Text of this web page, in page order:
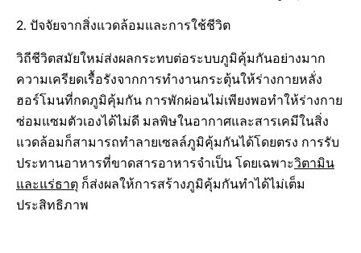
2. ปัจจัยจากสิ่งแวดล้อมและการใช้ชีวิต
วิถีชีวิตสมัยใหม่ส่งผลกระทบต่อระบบภูมิคุ้มกันอย่างมาก
ความเครียดเรื้อรังจากการทำงานกระตุ้นให้ร่างกายหลั่ง
ฮอร์โมนที่กดภูมิคุ้มกัน การพักผ่อนไม่เพียงพอทำให้ร่างกาย
ซ่อมแซมตัวเองได้ไม่ดี มลพิษในอากาศและสารเคมีในสิ่ง
แวดล้อมก็สามารถทำลายเซลล์ภูมิคุ้มกันได้โดยตรง การรับ
ประทานอาหารที่ขาดสารอาหารจำเป็น โดยเฉพาะวิตามิน
และแร่ธาตุ ก็ส่งผลให้การสร้างภูมิคุ้มกันทำได้ไม่เต็ม
ประสิทธิภาพ